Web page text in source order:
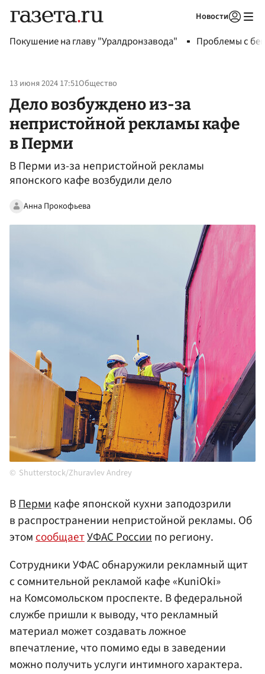
Новости
Покушение на главу "Уралдронзавода" Проблемы с
13 июня 2024 17:51Общество
Дело возбуждено из-за
непристойной рекламы кафе
в Перми
В Перми из-за непристойной рекламы
японского кафе возбудили дело
Анна Прокофьева
Shutterstock/Zhuravlev Andrey
ВПермикафе японской кухни заподозрили
в распространении непристойной рекламы. Об
этомсообщаетУФАС Россиипо региону.
Сотрудники УФАС обнаружили рекламный щит
с сомнительной рекламой кафе «KuniOki»
на Комсомольском проспекте. В федеральной
службе пришли к выводу, что рекламный
материал может создавать ложное
впечатление, что помимо еды в заведении
можно получить услуги интимного характера.